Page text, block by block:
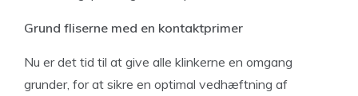
Grund fliserne med en kontaktprimer
Nu er det tid til at give alle klinkerne en omgang
grunder, for at sikre en optimal vedhæftning af